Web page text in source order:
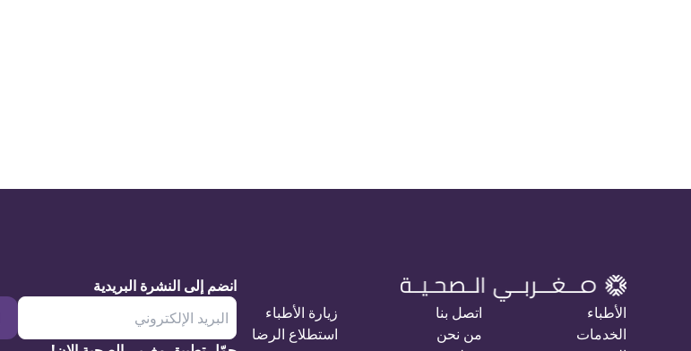
الأطباء
الخدمات
اتصل بنا
من نحن
زيارة الأطباء
استطلاع الرضا
انضم إلى النشرة البريدية